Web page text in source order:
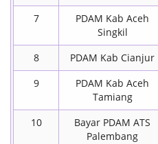
7
PDAM Kab Aceh
Singkil
8 PDAM Kab Cianjur
9
PDAM Kab Aceh
Tamiang
10
Bayar PDAM ATS
Palembang